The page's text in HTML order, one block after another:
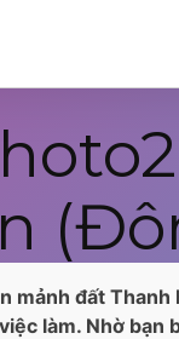
mảnh đất
làm. Nhờ